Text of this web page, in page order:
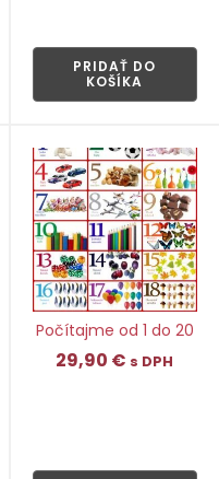
PRIDAŤ DO
KOŠÍKA
Počítajme od 1 do 20
29,90 € s DPH